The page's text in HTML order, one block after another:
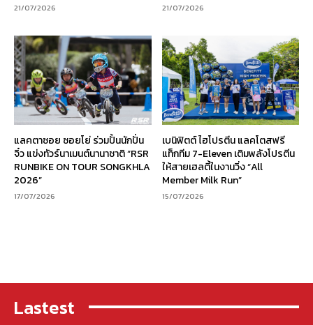
21/07/2026 21/07/2026
แลคตาซอย ซอยโย่ ร่วมปั้นนักปั่น
จิ๋ว แข่งทัวร์นาเมนต์นานาชาติ “RSR
RUNBIKE ON TOUR SONGKHLA
2026”
17/07/2026
เบนิฟิตต์ ไฮโปรตีน แลคโตสฟรี
แท็กทีม 7-Eleven เติมพลังโปรตีน
ให้สายเฮลตี้ในงานวิ่ง “All
Member Milk Run”
15/07/2026
Lastest